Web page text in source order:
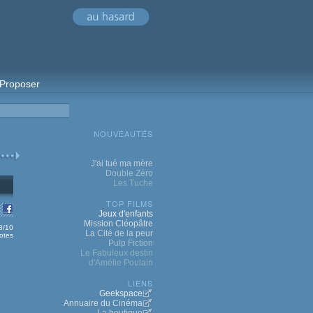
Proposer
10
NOUVEAUTÉS
J'ai tué ma mère
Double Zéro
Les Tuche
TOP FILMS
Jeux d'enfants
Mission Cléopâtre
La Cité de la peur
Pulp Fiction
Le Fabuleux destin
d'Amélie Poulain
LIENS
Geekspace
Annuaire du Cinéma